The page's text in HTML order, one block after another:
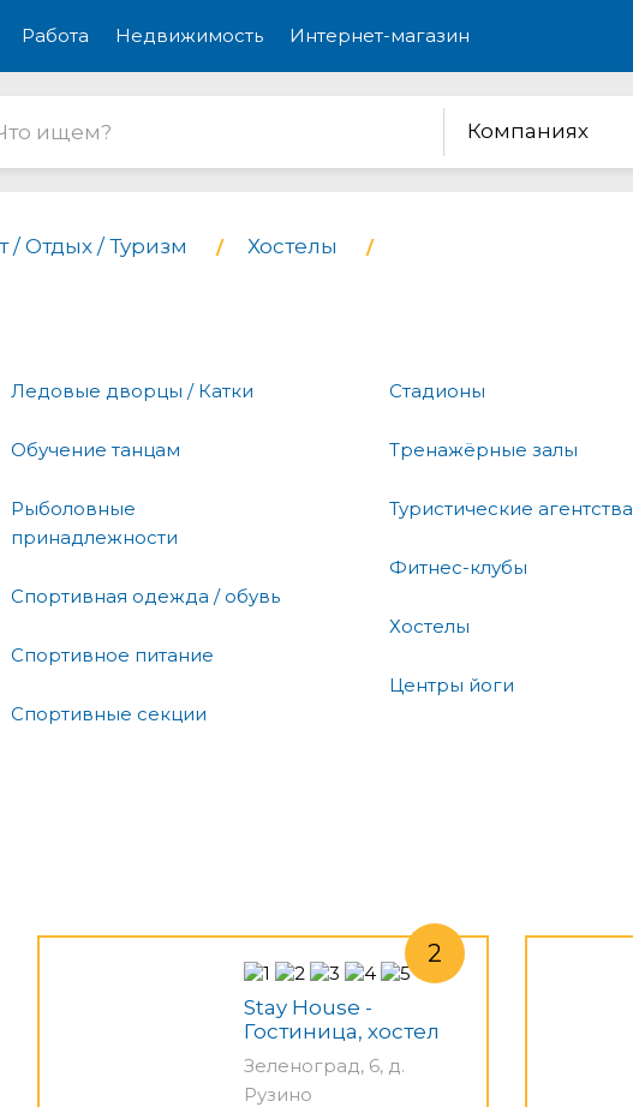
Работа Недвижимость Интернет-магазин
Компаниях
/ Отдых / Туризм Хостелы
Ледовые дворцы / Катки
Обучение танцам
Рыболовные
принадлежности
Спортивная одежда / обувь
Спортивное питание
Спортивные секции
Стадионы
Тренажёрные залы
Туристические агентства
Фитнес-клубы
Хостелы
Центры йоги
Stay House -
Гостиница, хостел
Зеленоград, 6, д.
Рузино